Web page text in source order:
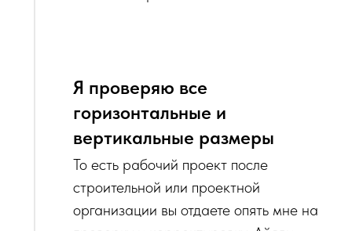
Я проверяю все
горизонтальные и
вертикальные размеры
То есть рабочий проект после
строительной или проектной
организации вы отдаете опять мне на